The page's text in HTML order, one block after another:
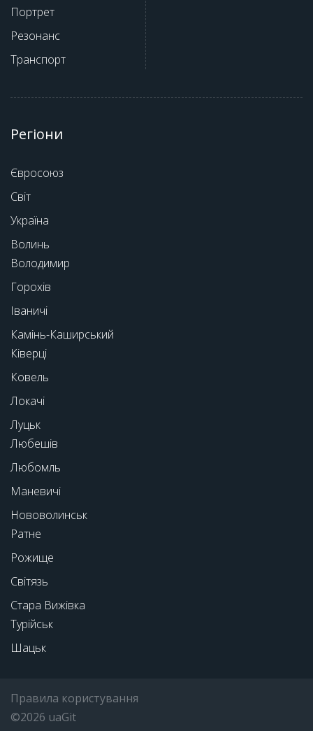
Портрет
Резонанс
Транспорт
Регіони
Євросоюз
Світ
Україна
Волинь
Володимир
Горохів
Іваничі
Камінь-Каширський
Ківерці
Ковель
Локачі
Луцьк
Любешів
Любомль
Маневичі
Нововолинськ
Ратне
Рожище
Світязь
Стара Вижівка
Турійськ
Шацьк
Правила користування
©2026 uaGit